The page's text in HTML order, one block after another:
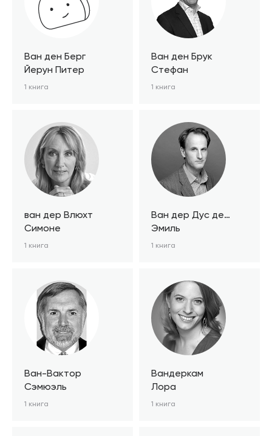
Ван ден Берг
Йерун Питер
1 книга
Ван ден Брук
Стефан
1 книга
ван дер Влюхт
Симоне
1 книга
Ван дер Дус де
Вильбуа
Эмиль
1 книга
Ван-Вактор
Сэмюэль
1 книга
Вандеркам
Лора
1 книга